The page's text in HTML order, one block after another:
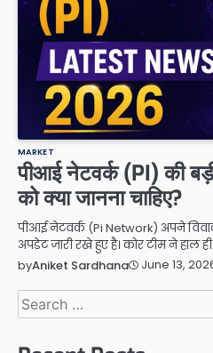
MARKET
पीआई नेटवर्क (PI) की
को क्या जानना चाहिए?
पीआई नेटवर्क (Pi Network) अपने
अपडेट जारी रखे हुए है। कोर टीम ने हाल
byAniket Sardhana June 13,
Search
for: